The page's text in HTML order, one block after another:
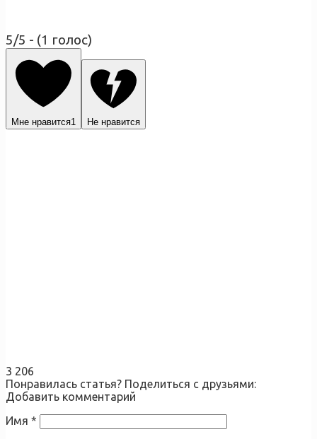
5/5 - (1 голос)
Мне нравится1 Не нравится
3 206
Понравилась статья? Поделиться с друзьями:
Добавить комментарий
Имя *